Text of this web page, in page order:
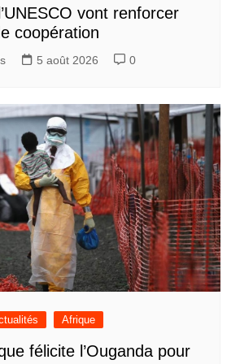
vont renforcer
coopération
5 août 2026 0
Afrique
félicite l’Ouganda pour